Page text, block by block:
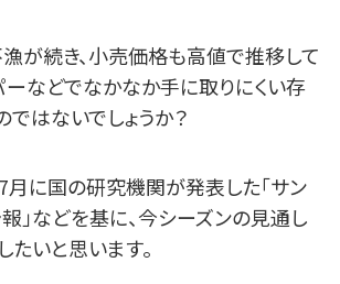
漁が続き、小売価格も高値で推移して
ーなどでなかなか手に取りにくい存
はないでしょうか？
7月に国の研究機関が発表した「サン
」などを基に、今シーズンの見通し
たいと思います。